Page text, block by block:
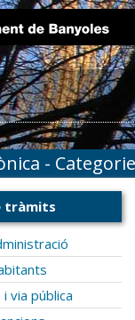
-
tràmits
via pública